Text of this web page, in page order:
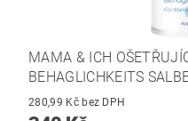
MAMA & ICH
BEHAGLICHKEITS
280,99 Kč bez DPH